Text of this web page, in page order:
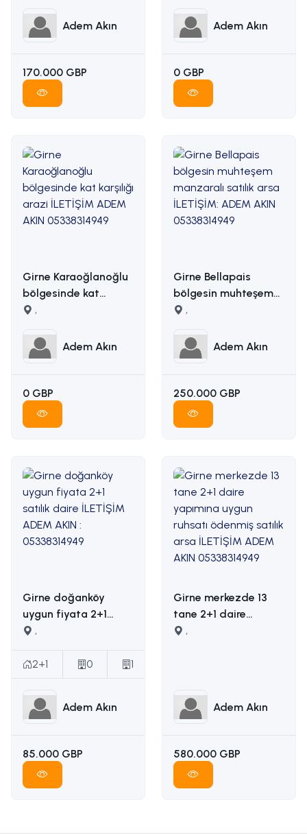
05338314949Adem Akın
170.000 GBP
05338314949Adem Akın
0 GBP
Girne Karaoğlanoğlu
bölgesinde kat
karşılığı arazi
05338314949
,
Adem Akın
0 GBP
Girne Bellapais
bölgesin muhteşem
manzaralı satılık arsa
05338314949
,
Adem Akın
250.000 GBP
Girne doğanköy
uygun fiyata 2+1
satılık daire İLETİŞİM
05338314949
,
2+1 0 1
Adem Akın
85.000 GBP
Girne merkezde 13
tane 2+1 daire
yapımına uygun
05338314949
,
Adem Akın
580.000 GBP